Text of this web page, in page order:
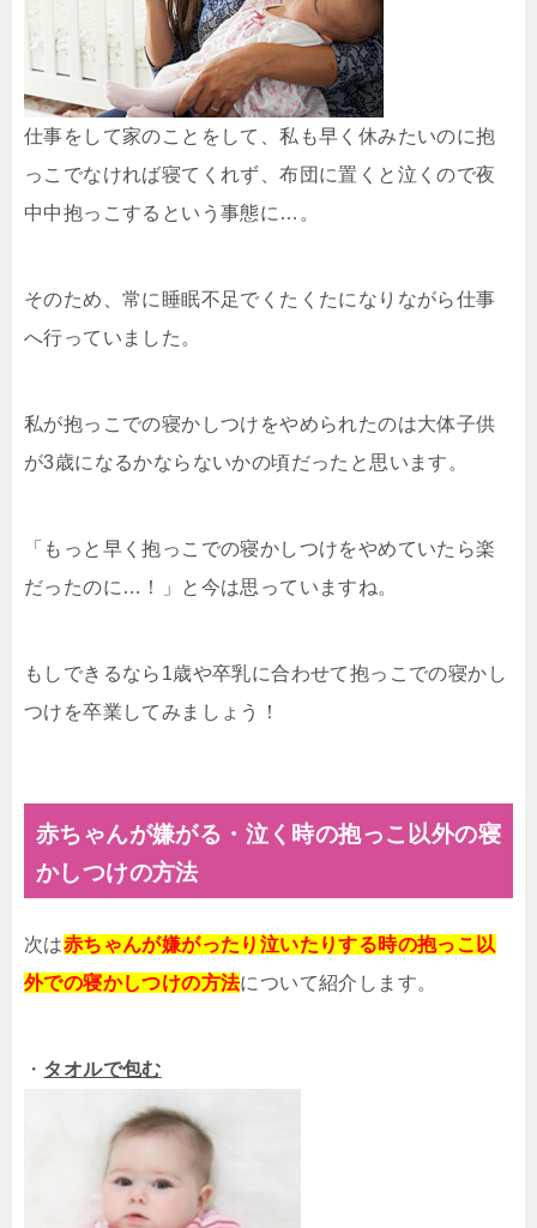
仕事をして家のことをして、私も早く休みたいのに抱
っこでなければ寝てくれず、布団に置くと泣くので夜
中中抱っこするという事態に…。
そのため、常に睡眠不足でくたくたになりながら仕事
へ行っていました。
私が抱っこでの寝かしつけをやめられたのは大体子供
が3歳になるかならないかの頃だったと思います。
「もっと早く抱っこでの寝かしつけをやめていたら楽
だったのに…！」と今は思っていますね。
もしできるなら1歳や卒乳に合わせて抱っこでの寝かし
つけを卒業してみましょう！
赤ちゃんが嫌がる・泣く時の抱っこ以外の寝
かしつけの方法
次は赤ちゃんが嫌がったり泣いたりする時の抱っこ以
外での寝かしつけの方法について紹介します。
・ タオルで包む